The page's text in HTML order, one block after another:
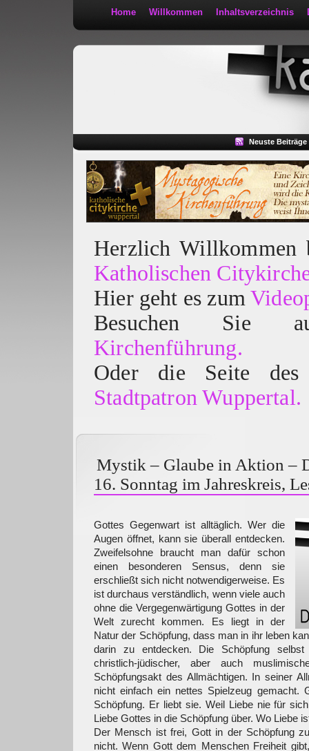
Home Willkommen Inhaltsverzeichnis
Neuste Beiträge
Herzlich
Katholischen
Hier geht es zum
Besuchen
Kirchenführung.
Oder die Seite des
Stadtpatron Wuppertal.
Mystik – Glaube in Aktion –
16. Sonntag im Jahreskreis,
Gottes Gegenwart ist alltäglich. Wer die
Augen öffnet, kann sie überall entdecken.
Zweifelsohne braucht man dafür schon
einen besonderen Sensus, denn sie
erschließt sich nicht notwendigerweise. Es
ist durchaus verständlich, wenn viele auch
ohne die Vergegenwärtigung Gottes in der
Welt zurecht kommen. Es liegt in der
Natur der Schöpfung, dass man in ihr leben
darin zu entdecken. Die Schöpfung
christlich-jüdischer, aber auch
Schöpfungsakt des Allmächtigen. In seiner
nicht einfach ein nettes Spielzeug gemacht.
Schöpfung. Er liebt sie. Weil Liebe nie für
Liebe Gottes in die Schöpfung über. Wo Liebe
Der Mensch ist frei, Gott in der Schöpfung
nicht. Wenn Gott dem Menschen Freiheit